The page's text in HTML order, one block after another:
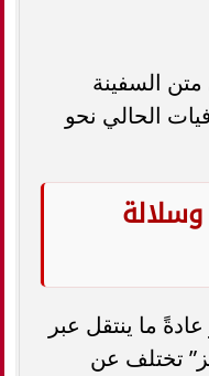
السفينة
الحالي نحو
ما ينتقل عبر
تختلف عن